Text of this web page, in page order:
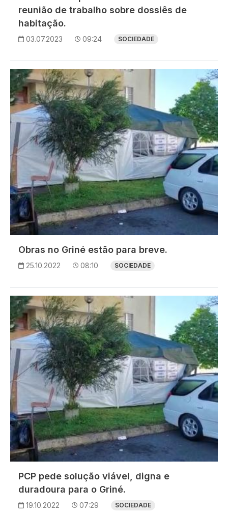
reunião de trabalho sobre dossiês de
habitação.
03.07.2023 09:24 SOCIEDADE
Imagem
Obras no Griné estão para breve.
25.10.2022 08:10 SOCIEDADE
Imagem
PCP pede solução viável, digna e
duradoura para o Griné.
19.10.2022 07:29 SOCIEDADE